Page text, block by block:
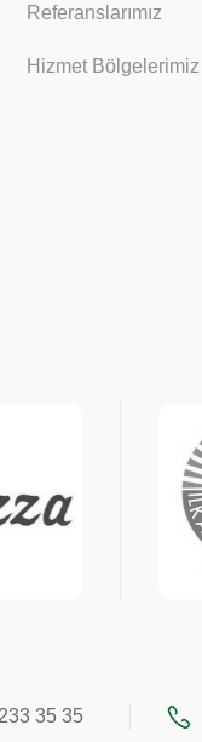
Referanslarımız
Hizmet Bölgelerimiz
35 35